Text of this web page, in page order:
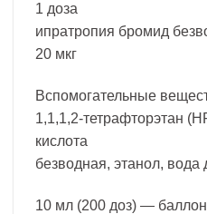
1 доза
ипратропия бромид
20 мкг
Вспомогательные
1,1,1,2-тетрафторэтан
кислота
безводная, этанол, вода
10 мл (200 доз) —